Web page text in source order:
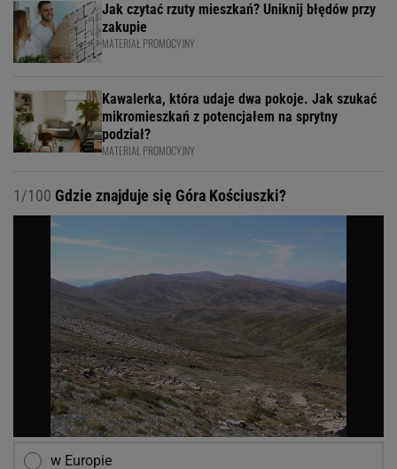
Jak czytać rzuty mieszkań? Uniknij błędów przy
zakupie
MATERIAŁ PROMOCYJNY
Kawalerka, która udaje dwa pokoje. Jak szukać
mikromieszkań z potencjałem na sprytny
podział?
MATERIAŁ PROMOCYJNY
1/100 Gdzie znajduje się Góra Kościuszki?
w Europie